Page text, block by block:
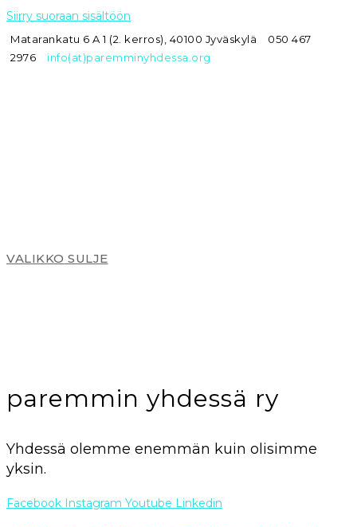
Siirry suoraan sisältöön
Matarankatu 6 A 1 (2. kerros), 40100 Jyväskylä
050 467
2976
info(at)paremminyhdessa.org
VALIKKO SULJE
paremmin yhdessä ry
Yhdessä olemme enemmän kuin olisimme
yksin.
Facebook Instagram Youtube Linkedin